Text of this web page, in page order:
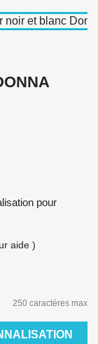
pour
aide )
250 caractères max